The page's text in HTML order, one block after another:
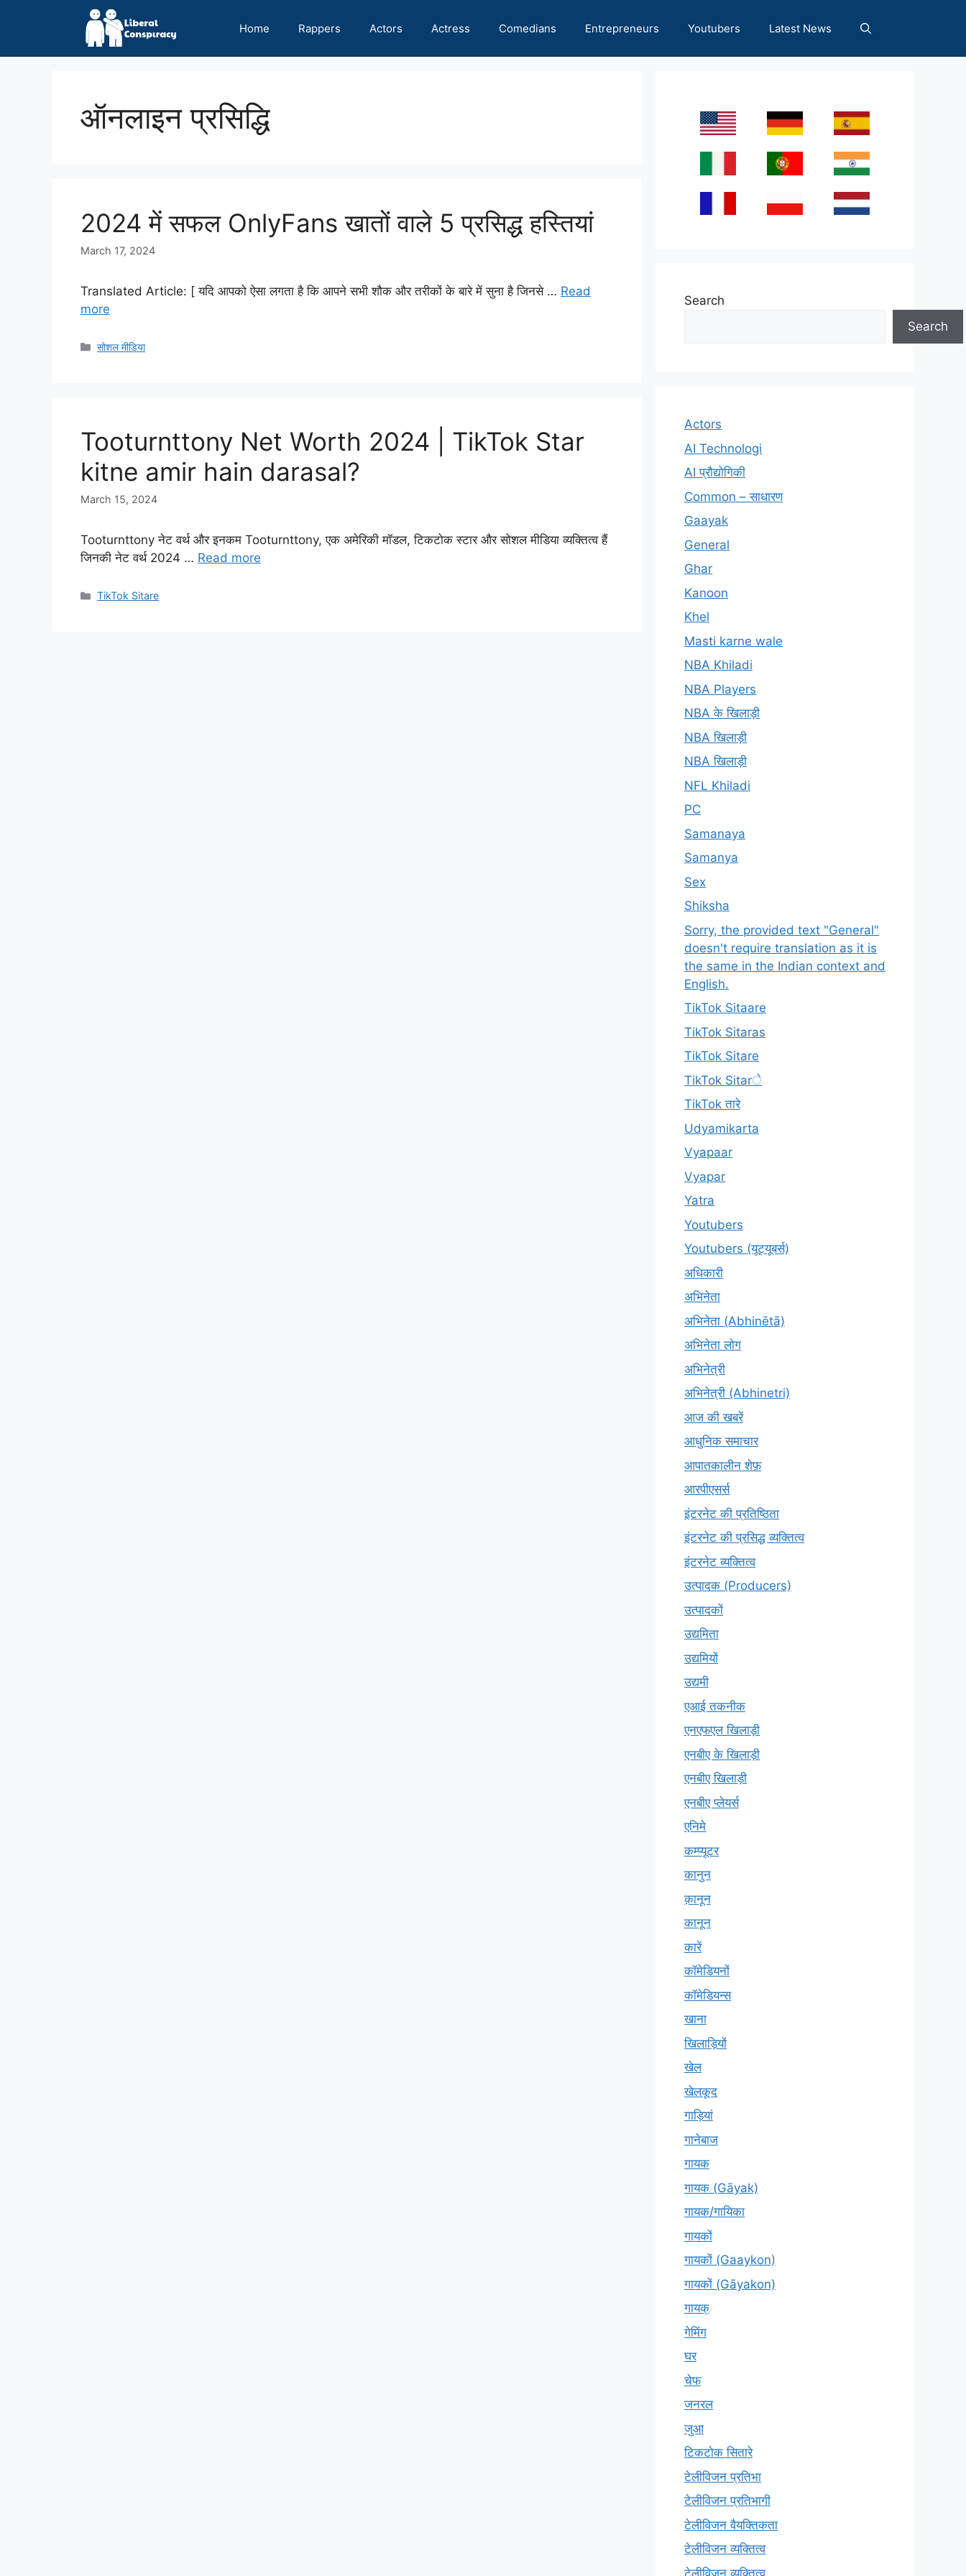
Home Rappers Actors Actress Comedians Entrepreneurs Youtubers Latest News
ऑनलाइन प्रसिद्धि
2024 में सफल OnlyFans खातों वाले 5 प्रसिद्ध हस्तियां
March 17, 2024
Translated Article: [ यदि आपको ऐसा लगता है कि आपने सभी शौक और तरीकों के बारे में सुना है जिनसे … Read
more
Categories
सोशल मीडिया
Tooturnttony Net Worth 2024 | TikTok Star
kitne amir hain darasal?
March 15, 2024
Tooturnttony नेट वर्थ और इनकम Tooturnttony, एक अमेरिकी मॉडल, टिकटोक स्टार और सोशल मीडिया व्यक्तित्व हैं
जिनकी नेट वर्थ 2024 … Read more
Categories
TikTok Sitare
Search
Search
Actors
AI Technologi
AI प्रौद्योगिकी
Common – साधारण
Gaayak
General
Ghar
Kanoon
Khel
Masti karne wale
NBA Khiladi
NBA Players
NBA के खिलाड़ी
NBA खिलाड़ी
NBA खिलाड़ी
NFL Khiladi
PC
Samanaya
Samanya
Sex
Shiksha
Sorry, the provided text "General"
doesn't require translation as it is
the same in the Indian context and
English.
TikTok Sitaare
TikTok Sitaras
TikTok Sitare
TikTok Sitarे
TikTok तारे
Udyamikarta
Vyapaar
Vyapar
Yatra
Youtubers
Youtubers (यूट्यूबर्स)
अधिकारी
अभिनेता
अभिनेता (Abhinētā)
अभिनेता लोग
अभिनेत्री
अभिनेत्री (Abhinetri)
आज की खबरें
आधुनिक समाचार
आपातकालीन शेफ़
आरपीएसर्स
इंटरनेट की प्रतिष्ठिता
इंटरनेट की प्रसिद्ध व्यक्तित्व
इंटरनेट व्यक्तित्व
उत्पादक (Producers)
उत्पादकों
उद्यमिता
उद्यमियों
उद्यमी
एआई तकनीक
एनएफएल खिलाड़ी
एनबीए के खिलाड़ी
एनबीए खिलाड़ी
एनबीए प्लेयर्स
एनिमे
कम्प्यूटर
कानुन
क़ानून
कानून
कारें
कॉमेडियनों
कॉमेडियन्स
खाना
खिलाड़ियों
खेल
खेलकूद
गाड़ियां
गानेबाज
गायक
गायक (Gāyak)
गायक/गायिका
गायकों
गायकों (Gaaykon)
गायकों (Gāyakon)
गायक्
गेमिंग
घर
चेफ
जनरल
जुआ
टिकटोक सितारे
टेलीविजन प्रतिभा
टेलीविजन प्रतिभागी
टेलीविजन वैयक्तिकता
टेलीविजन व्यक्तित्व
टेलीविज़न व्यक्तित्व